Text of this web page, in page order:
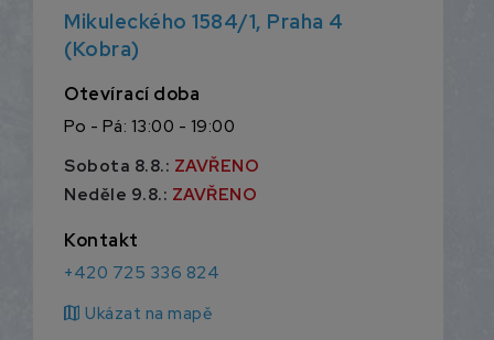
Mikuleckého 1584/1, Praha 4
(Kobra)
Otevírací doba
Po - Pá: 13:00 - 19:00
Sobota 8.8.: ZAVŘENO
Neděle 9.8.: ZAVŘENO
Kontakt
+420 725 336 824
map Ukázat na mapě